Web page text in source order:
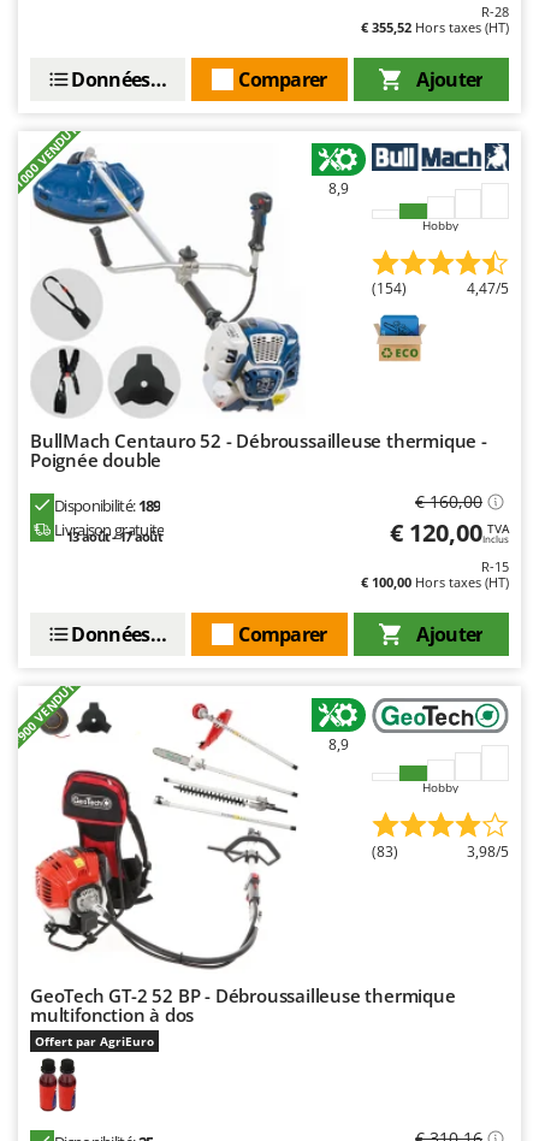
R-28
€ 355,52 Hors taxes (HT)
Ajouter
Comparer
Données techniques
+1000 VENDUTI 8,9
Hobby
(154) 4,47/5
BullMach Centauro 52 - Débroussailleuse thermique -
Poignée double
Disponibilité:189
Livraison gratuite
13 août - 17 août
€ 160,00
€ 120,00 TVA
Inclus
R-15
€ 100,00 Hors taxes (HT)
Ajouter
Comparer
Données techniques
+900 VENDUTI 8,9
Hobby
(83) 3,98/5
GeoTech GT-2 52 BP - Débroussailleuse thermique
multifonction à dos
Offert par AgriEuro